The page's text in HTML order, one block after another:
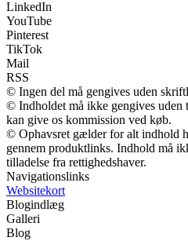
LinkedIn
YouTube
Pinterest
TikTok
Mail
RSS
© Ingen del må gengives uden
© Indholdet må ikke gengives uden
kan give os kommission ved køb.
© Ophavsret gælder for alt indhold
gennem produktlinks. Indhold må
tilladelse fra rettighedshaver.
Navigationslinks
Websitekort
Blogindlæg
Galleri
Blog